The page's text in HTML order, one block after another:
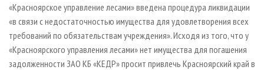
«Красноярское управление лесами» введена процедура ликвидации
«в связи с недостаточностью имущества для удовлетворения всех
требований по обязательствам учреждения». Исходя из того, что у
«Красноярского управления лесами» нет имущества для погашения
задолженности ЗАО КБ «КЕДР» просит привлечь Красноярский край в